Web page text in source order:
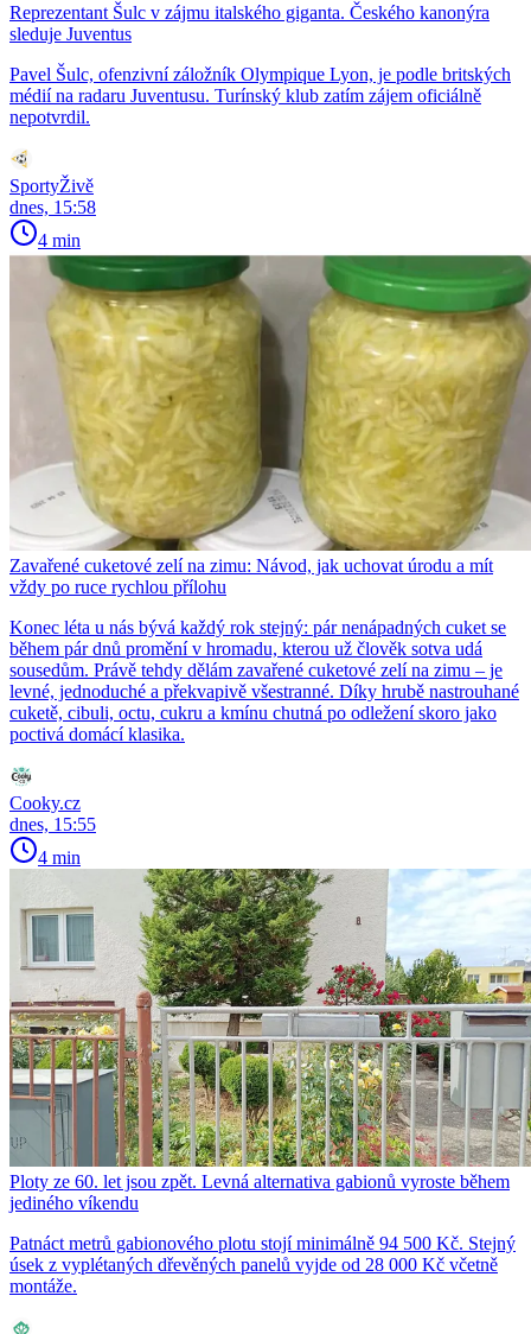
Reprezentant Šulc v zájmu italského giganta. Českého kanonýra
sleduje Juventus
Pavel Šulc, ofenzivní záložník Olympique Lyon, je podle britských
médií na radaru Juventusu. Turínský klub zatím zájem oficiálně
nepotvrdil.
SportyŽivě
dnes, 15:58
4 min
Zavařené cuketové zelí na zimu: Návod, jak uchovat úrodu a mít
vždy po ruce rychlou přílohu
Konec léta u nás bývá každý rok stejný: pár nenápadných cuket se
během pár dnů promění v hromadu, kterou už člověk sotva udá
sousedům. Právě tehdy dělám zavařené cuketové zelí na zimu – je
levné, jednoduché a překvapivě všestranné. Díky hrubě nastrouhané
cuketě, cibuli, octu, cukru a kmínu chutná po odležení skoro jako
poctivá domácí klasika.
Cooky.cz
dnes, 15:55
4 min
Ploty ze 60. let jsou zpět. Levná alternativa gabionů vyroste během
jediného víkendu
Patnáct metrů gabionového plotu stojí minimálně 94 500 Kč. Stejný
úsek z vyplétaných dřevěných panelů vyjde od 28 000 Kč včetně
montáže.